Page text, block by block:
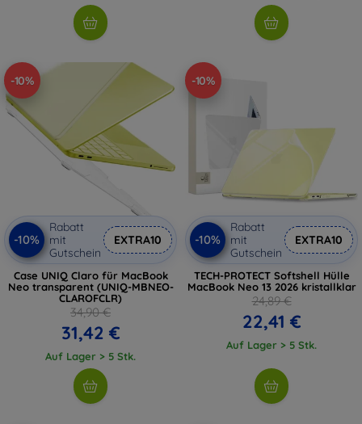
-10%
-10%
Rabatt
mit
Gutschein
EXTRA10
Case UNIQ Claro für MacBook
Neo transparent (UNIQ-MBNEO-
CLAROFCLR)
34,90 €
31,42 €
Auf Lager > 5 Stk.
-10%
-10%
Rabatt
mit
Gutschein
EXTRA10
TECH-PROTECT Softshell Hülle
MacBook Neo 13 2026 kristallklar
24,89 €
22,41 €
Auf Lager > 5 Stk.